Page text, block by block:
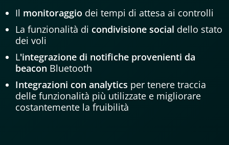
Il monitoraggio dei tempi di attesa ai controlli
La funzionalità di condivisione social dello stato
dei voli
L'integrazione di notifiche provenienti da
beacon Bluetooth
Integrazioni con analytics per tenere traccia
delle funzionalità più utilizzate e migliorare
costantemente la fruibilità